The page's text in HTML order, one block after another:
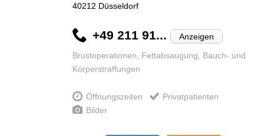
40212 Düsseldorf
+49 211 91... Anzeigen
Brustoperationen, Fettabsaugung, Bauch- und
Körperstraffungen
Öffnungszeiten
Privatpatienten
Bilder